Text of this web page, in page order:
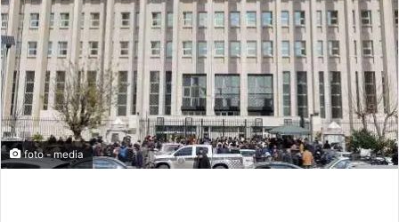
foto - media